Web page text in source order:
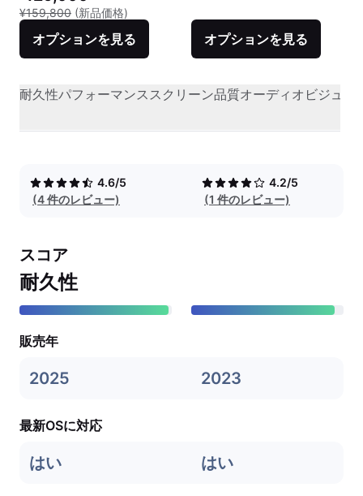
¥159,800 (新品価格)
オプションを見る オプションを見る
耐久性パフォーマンススクリーン品質オーディオビジュア
4.6/5
(4 件のレビュー)
4.2/5
(1 件のレビュー)
スコア
耐久性
販売年
2025 2023
最新OSに対応
はい はい